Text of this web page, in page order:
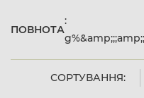
СОРТУВАННЯ:
ПОВНОТА
: